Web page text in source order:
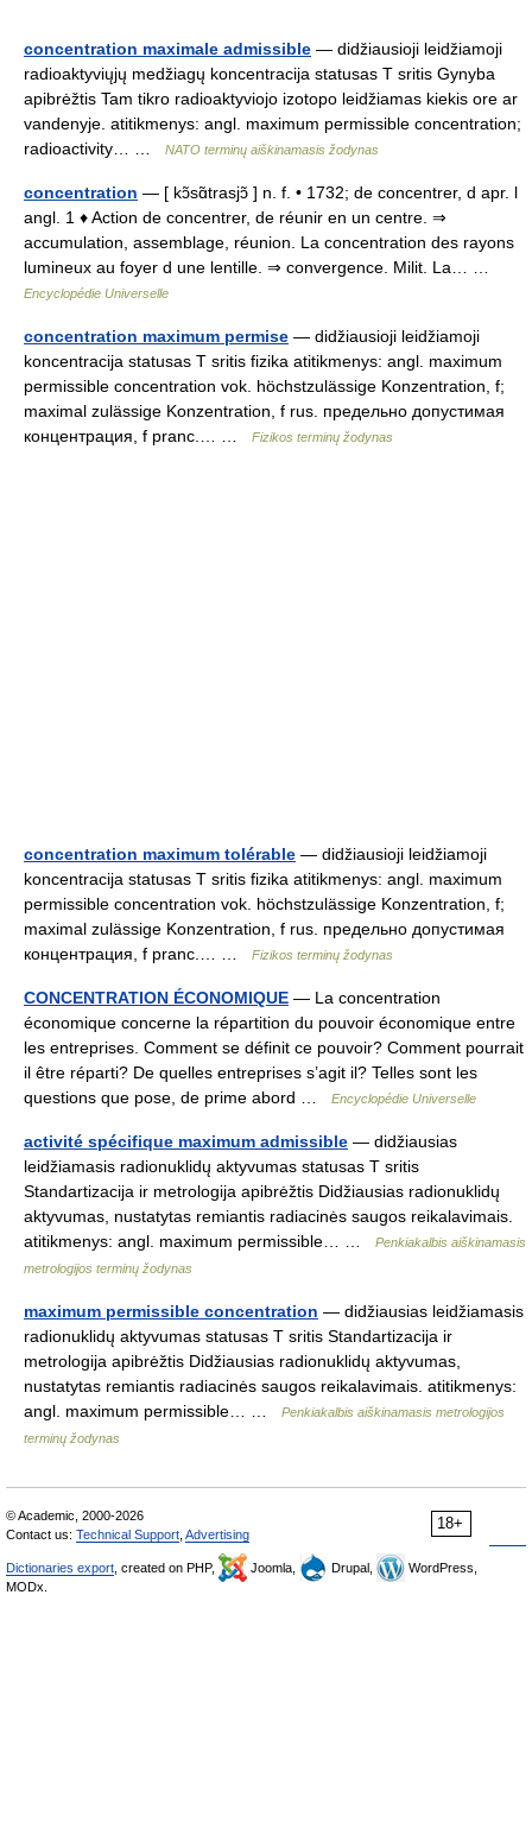
concentration maximale admissible — didžiausioji leidžiamoji
radioaktyviųjų medžiagų koncentracija statusas T sritis Gynyba
apibrėžtis Tam tikro radioaktyviojo izotopo leidžiamas kiekis ore ar
vandenyje. atitikmenys: angl. maximum permissible concentration;
radioactivity… …
NATO terminų aiškinamasis žodynas
concentration — [ kɔ̃sɑ̃trasjɔ̃ ] n. f. • 1732; de concentrer, d apr. l
angl. 1 ♦ Action de concentrer, de réunir en un centre. ⇒
accumulation, assemblage, réunion. La concentration des rayons
lumineux au foyer d une lentille. ⇒ convergence. Milit. La… …
Encyclopédie Universelle
concentration maximum permise — didžiausioji leidžiamoji
koncentracija statusas T sritis fizika atitikmenys: angl. maximum
permissible concentration vok. höchstzulässige Konzentration, f;
maximal zulässige Konzentration, f rus. предельно допустимая
концентрация, f pranc.… …
Fizikos terminų žodynas
concentration maximum tolérable — didžiausioji leidžiamoji
koncentracija statusas T sritis fizika atitikmenys: angl. maximum
permissible concentration vok. höchstzulässige Konzentration, f;
maximal zulässige Konzentration, f rus. предельно допустимая
концентрация, f pranc.… …
Fizikos terminų žodynas
CONCENTRATION ÉCONOMIQUE — La concentration
économique concerne la répartition du pouvoir économique entre
les entreprises. Comment se définit ce pouvoir? Comment pourrait
il être réparti? De quelles entreprises s’agit il? Telles sont les
questions que pose, de prime abord …
Encyclopédie Universelle
activité spécifique maximum admissible — didžiausias
leidžiamasis radionuklidų aktyvumas statusas T sritis
Standartizacija ir metrologija apibrėžtis Didžiausias radionuklidų
aktyvumas, nustatytas remiantis radiacinės saugos reikalavimais.
atitikmenys: angl. maximum permissible… …
Penkiakalbis aiškinamasis
metrologijos terminų žodynas
maximum permissible concentration — didžiausias leidžiamasis
radionuklidų aktyvumas statusas T sritis Standartizacija ir
metrologija apibrėžtis Didžiausias radionuklidų aktyvumas,
nustatytas remiantis radiacinės saugos reikalavimais. atitikmenys:
angl. maximum permissible… …
Penkiakalbis aiškinamasis metrologijos
terminų žodynas
18+
© Academic, 2000-2026
Contact us: Technical Support Advertising
Dictionaries export , created on PHP, Joomla, Drupal,
WordPress,
MODx.